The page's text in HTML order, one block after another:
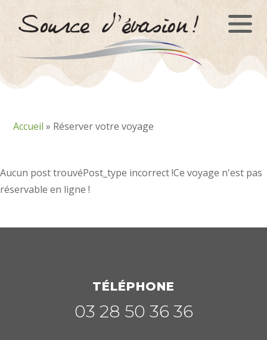
Accueil » Réserver votre voyage
Aucun post trouvéPost_type incorrect !Ce voyage n'est pas
réservable en ligne !
TÉLÉPHONE
03 28 50 36 36
Panneau de gestion des cookies